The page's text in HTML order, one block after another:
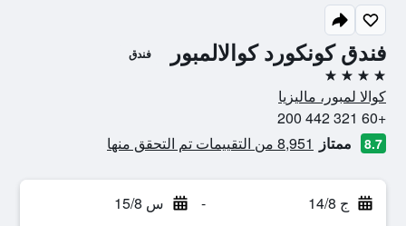
فندق كونكورد كوالالمبور فندق
4 نجوم
كوالا لمبور، ماليزيا
+60 321 442 200
8.7 ممتاز 8,951 من التقييمات تم التحقق منها
ج 14/8 - س 15/8